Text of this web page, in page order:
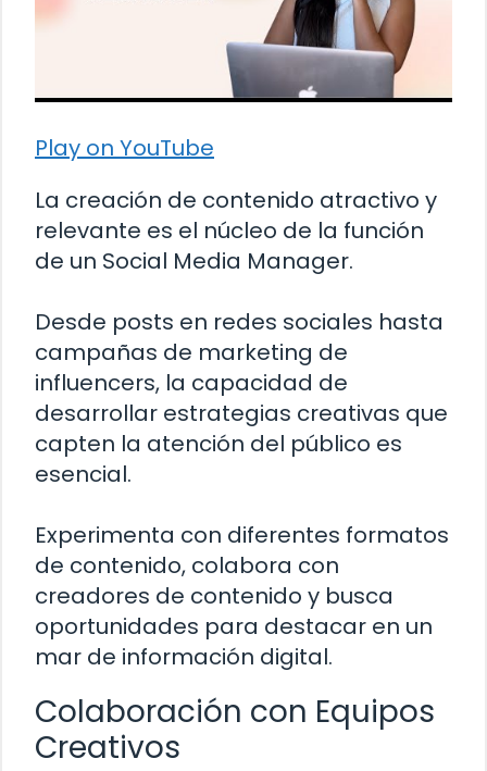
Play on YouTube
La creación de contenido atractivo y
relevante es el núcleo de la función
de un Social Media Manager.
Desde posts en redes sociales hasta
campañas de marketing de
influencers, la capacidad de
desarrollar estrategias creativas que
capten la atención del público es
esencial.
Experimenta con diferentes formatos
de contenido, colabora con
creadores de contenido y busca
oportunidades para destacar en un
mar de información digital.
Colaboración con Equipos
Creativos